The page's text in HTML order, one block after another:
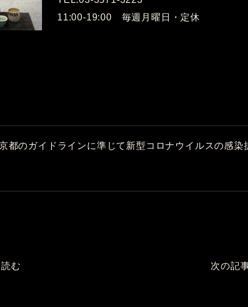
11:00-19:00 毎週月曜日・定休
都のガイドラインに準じて新型コロナウイルスの感染
む 次の記